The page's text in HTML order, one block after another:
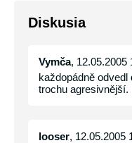
Diskusia
Vymča, 12.05.2005
každopádně
trochu agresivnější.
looser, 12.05.2005